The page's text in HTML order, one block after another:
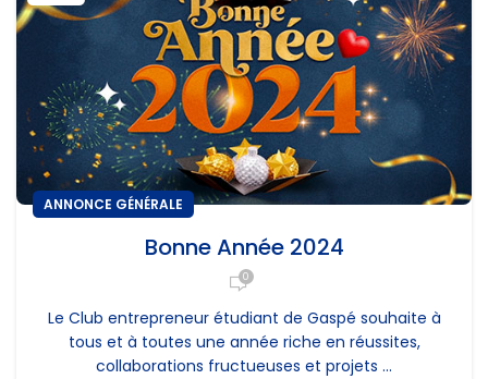
ANNONCE GÉNÉRALE
Bonne Année 2024
0
Le Club entrepreneur étudiant de Gaspé souhaite à
tous et à toutes une année riche en réussites,
collaborations fructueuses et projets ...